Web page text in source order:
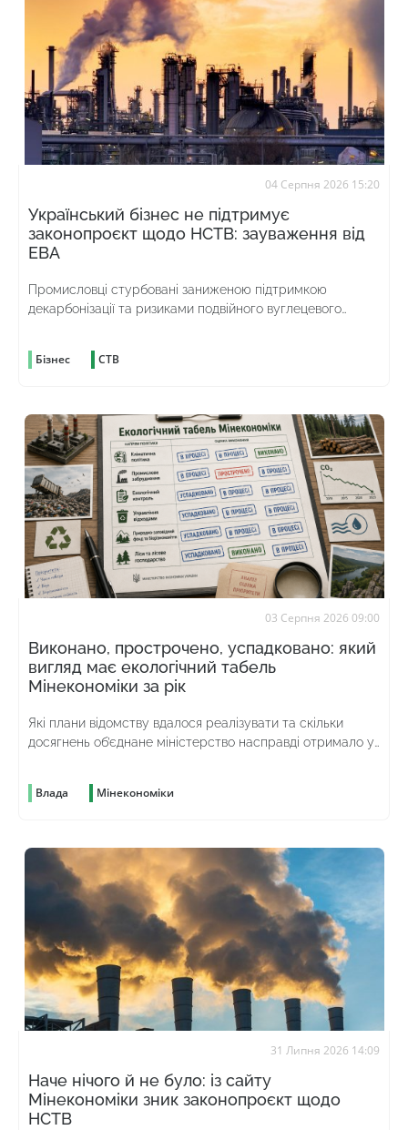
04 Серпня 2026 15:20
Український бізнес не підтримує
законопроєкт щодо НСТВ: зауваження від
ЕВА
Промисловці стурбовані заниженою підтримкою
декарбонізації та ризиками подвійного вуглецевого
Бізнес СТВ
03 Серпня 2026 09:00
Виконано, прострочено, успадковано: який
вигляд має екологічний табель
Мінекономіки за рік
Які плани відомству вдалося реалізувати та скільки
досягнень об’єднане міністерство насправді отримало у
Влада Мінекономіки
31 Липня 2026 14:09
Наче нічого й не було: із сайту
Мінекономіки зник законопроєкт щодо
НСТВ